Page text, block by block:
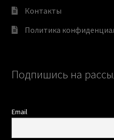
Контакты
Политика
Подпишись на
Email